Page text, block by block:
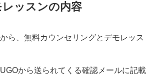
ッスンの内容
から、無料カウンセリングとデモレッス
から送られてくる確認メールに記載